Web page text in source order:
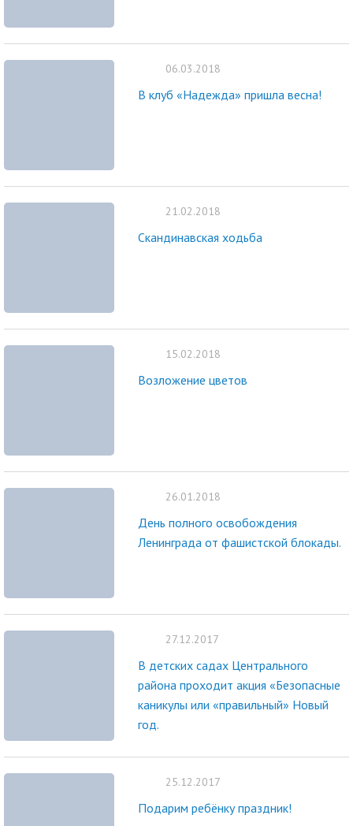
06.03.2018
В клуб «Надежда» пришла весна!
21.02.2018
Скандинавская ходьба
15.02.2018
Возложение цветов
26.01.2018
День полного освобождения
Ленинграда от фашистской блокады.
27.12.2017
В детских садах Центрального
района проходит акция «Безопасные
каникулы или «правильный» Новый
год.
25.12.2017
Подарим ребёнку праздник!